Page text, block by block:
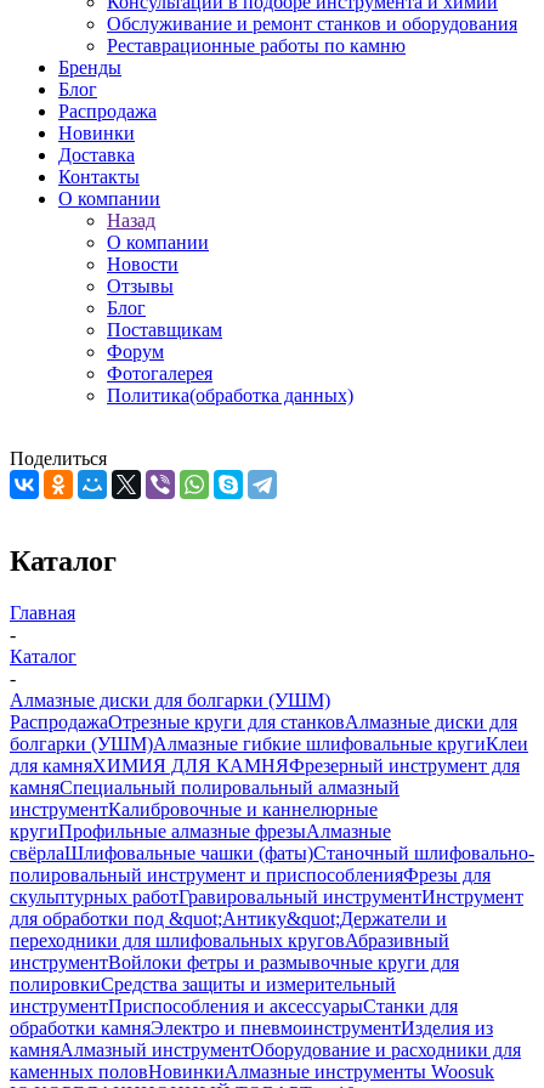
Обслуживание и ремонт станков и оборудования
Реставрационные работы по камню
Бренды
Блог
Распродажа
Новинки
Доставка
Контакты
О компании
Назад
О компании
Новости
Отзывы
Блог
Поставщикам
Форум
Фотогалерея
Политика(обработка данных)
Поделиться
Каталог
Главная
-
Каталог
-
Алмазные диски для болгарки (УШМ)
РаспродажаОтрезные круги для станковАлмазные диски для
болгарки (УШМ)Алмазные гибкие шлифовальные кругиКлеи
для камняХИМИЯ ДЛЯ КАМНЯФрезерный инструмент для
камняСпециальный полировальный алмазный
инструментКалибровочные и каннелюрные
кругиПрофильные алмазные фрезыАлмазные
свёрлаШлифовальные чашки (фаты)Станочный шлифовально-
полировальный инструмент и приспособленияФрезы для
скульптурных работГравировальный инструментИнструмент
для обработки под &quot;Антику&quot;Держатели и
переходники для шлифовальных круговАбразивный
инструментВойлоки фетры и размывочные круги для
полировкиСредства защиты и измерительный
инструментПриспособления и аксессуарыСтанки для
обработки камняЭлектро и пневмоинструментИзделия из
камняАлмазный инструментОборудование и расходники для
каменных половНовинкиАлмазные инструменты Woosuk